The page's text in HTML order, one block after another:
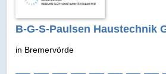
B-G-S-Paulsen Haustechnik
in Bremervörde